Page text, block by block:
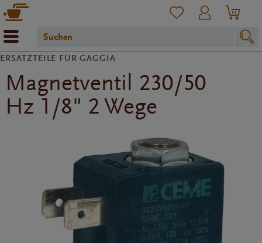
ERSATZTEILE FÜR GAGGIA
Magnetventil 230/50
Hz 1/8" 2 Wege